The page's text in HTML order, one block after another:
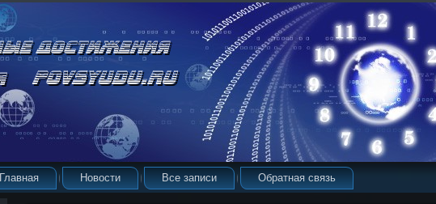
Главная Новости Все записи Обратная связь